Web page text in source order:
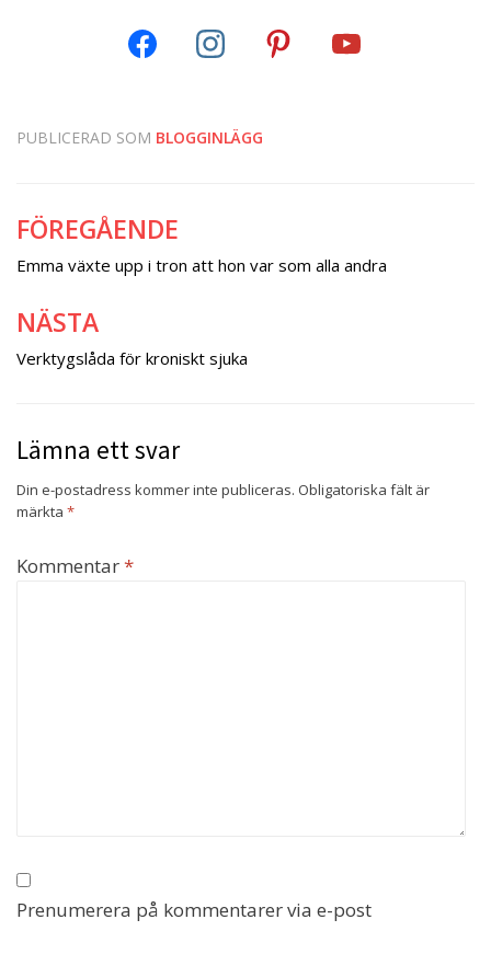
PUBLICERAD SOM BLOGGINLÄGG
Inläggsnavigering
FÖREGÅENDE
Emma växte upp i tron att hon var som alla andra
NÄSTA
Verktygslåda för kroniskt sjuka
Lämna ett svar
Din e-postadress kommer inte publiceras. Obligatoriska fält är
märkta *
Kommentar*
Prenumerera på kommentarer via e-post